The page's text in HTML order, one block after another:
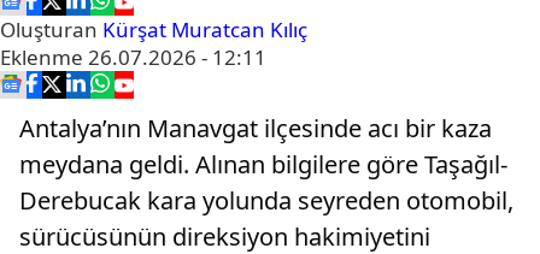
Oluşturan Kürşat Muratcan Kılıç
Eklenme 26.07.2026 - 12:11
Antalya’nın Manavgat ilçesinde acı bir kaza
meydana geldi. Alınan bilgilere göre Taşağıl-
Derebucak kara yolunda seyreden otomobil,
sürücüsünün direksiyon hakimiyetini